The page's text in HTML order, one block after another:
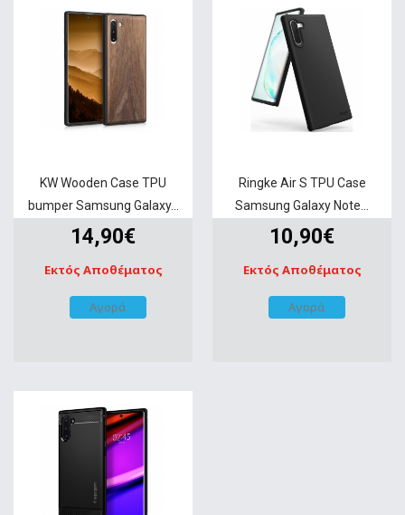
KW Wooden Case TPU
bumper Samsung Galaxy...
14,90€
Εκτός Αποθέματος
Αγορά
Ringke Air S TPU Case
Samsung Galaxy Note...
10,90€
Εκτός Αποθέματος
Αγορά